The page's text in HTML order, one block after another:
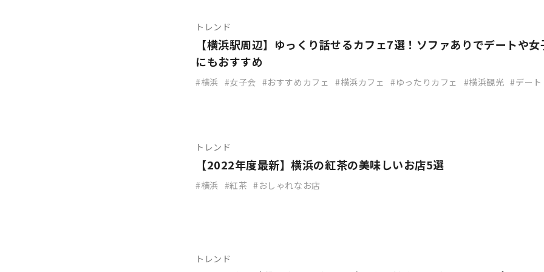
トレンド
【横浜駅周辺】ゆっくり話せるカフェ7選！ソファありでデートや女
にもおすすめ
横浜 女子会 おすすめカフェ 横浜カフェ ゆったりカフェ 横浜観光 デート
トレンド
【2022年度最新】横浜の紅茶の美味しいお店5選
横浜 紅茶 おしゃれなお店
トレンド